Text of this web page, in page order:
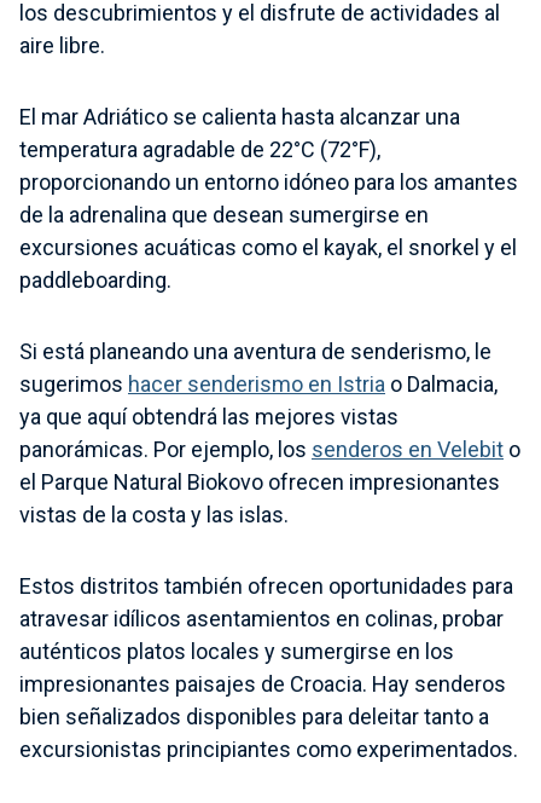
los descubrimientos y el disfrute de actividades al
aire libre.
El mar Adriático se calienta hasta alcanzar una
temperatura agradable de 22°C (72°F),
proporcionando un entorno idóneo para los amantes
de la adrenalina que desean sumergirse en
excursiones acuáticas como el kayak, el snorkel y el
paddleboarding.
Si está planeando una aventura de senderismo, le
sugerimos hacer senderismo en Istria o Dalmacia,
ya que aquí obtendrá las mejores vistas
panorámicas. Por ejemplo, los senderos en Velebit o
el Parque Natural Biokovo ofrecen impresionantes
vistas de la costa y las islas.
Estos distritos también ofrecen oportunidades para
atravesar idílicos asentamientos en colinas, probar
auténticos platos locales y sumergirse en los
impresionantes paisajes de Croacia. Hay senderos
bien señalizados disponibles para deleitar tanto a
excursionistas principiantes como experimentados.